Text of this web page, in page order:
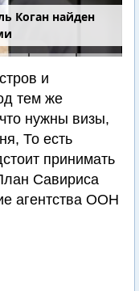
Коган найден
и
тем же
нужны визы,
То есть
принимать
Савириса
агентства ООН